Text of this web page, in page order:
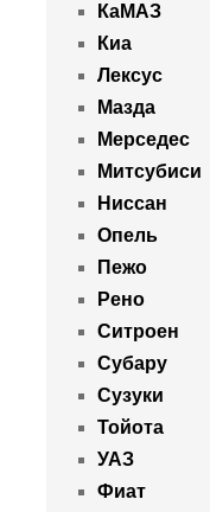
КаМАЗ
Киа
Лексус
Мазда
Мерседес
Митсубиси
Ниссан
Опель
Пежо
Рено
Ситроен
Субару
Сузуки
Тойота
УАЗ
Фиат